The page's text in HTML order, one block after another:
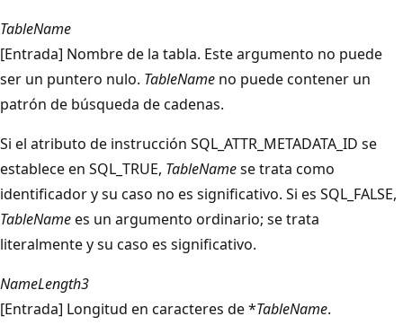
TableName
[Entrada] Nombre de la tabla. Este argumento no puede
ser un puntero nulo. TableName no puede contener un
patrón de búsqueda de cadenas.
Si el atributo de instrucción SQL_ATTR_METADATA_ID se
establece en SQL_TRUE, TableNamese trata como
identificador y su caso no es significativo. Si es SQL_FALSE,
TableNamees un argumento ordinario; se trata
literalmente y su caso es significativo.
NameLength3
[Entrada] Longitud en caracteres de *TableName.